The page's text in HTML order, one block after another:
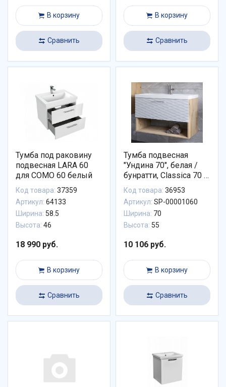
В корзину
Сравнить
В корзину
Сравнить
Тумба под раковину
подвесная LARA 60
для COMO 60 белый
Код товара: 37359
Артикул: 64133
Ширина: 58.5
Высота: 46
18 990 руб.
В корзину
Сравнить
Тумба подвесная
"Ундина 70", белая /
бунратти, Classica 70 /
сл
Код товара: 36953
Артикул: SP-00001060
Ширина: 70
Высота: 55
10 106 руб.
В корзину
Сравнить